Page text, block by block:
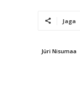
Jaga
Jüri Nisumaa